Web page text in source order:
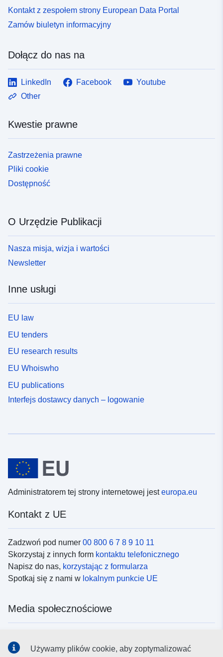
Kontakt z zespołem strony European Data Portal
Zamów biuletyn informacyjny
Dołącz do nas na
LinkedIn Facebook
Youtube
Other
Kwestie prawne
Zastrzeżenia prawne
Pliki cookie
Dostępność
O Urzędzie Publikacji
Nasza misja, wizja i wartości
Newsletter
Inne usługi
EU law
EU tenders
EU research results
EU Whoiswho
EU publications
Interfejs dostawcy danych – logowanie
Administratorem tej strony internetowej jesteuropa.eu
Kontakt z UE
Zadzwoń pod numer 00 800 6 7 8 9 10 11
Skorzystaj z innych form kontaktu telefonicznego
Napisz do nas, korzystając z formularza
Spotkaj się z nami w lokalnym punkcie UE
Media społecznościowe
Używamy plików cookie, aby zoptymalizować